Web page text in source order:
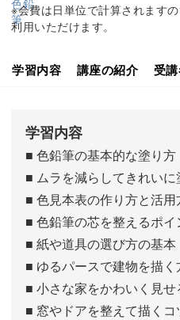
※会費は日単位で計算されます
利用いただけます。
学習内容 講座の紹介 受
学習内容
■ 色鉛筆の基本的な塗り方
■ ムラを減らしてきれいに
■ 色見本表の作り方と活用
■ 色鉛筆の芯を整えるポイ
■ 紙や道具の選び方の基本
■ ゆるパースで建物を描く
■ 小さな家をかわいく見せ
■ 窓やドアを整えて描くコ